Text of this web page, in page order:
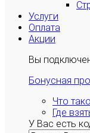
Услуги
Оплата
Акции
Вы
Бонусная
Что
Где
У Вас есть